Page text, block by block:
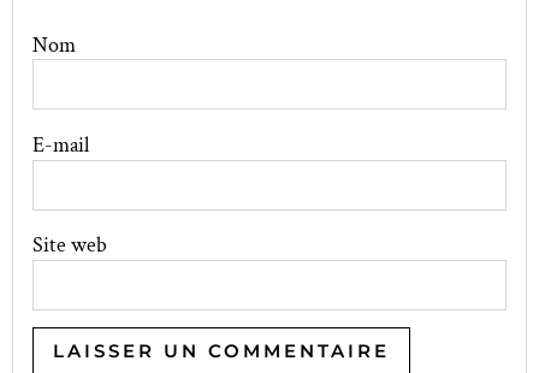
Nom
E-mail
Site web